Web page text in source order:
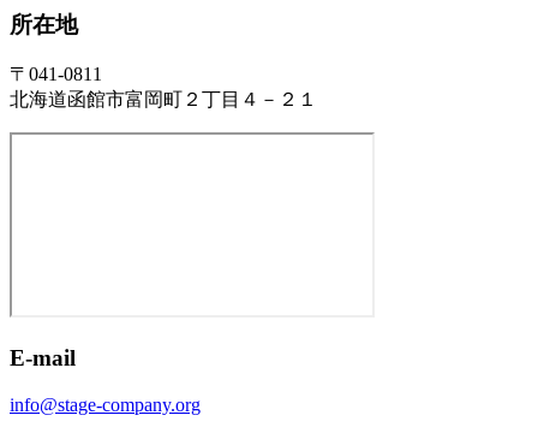
所在地
〒041-0811
北海道函館市富岡町２丁目４－２１
E-mail
info@stage-company.org